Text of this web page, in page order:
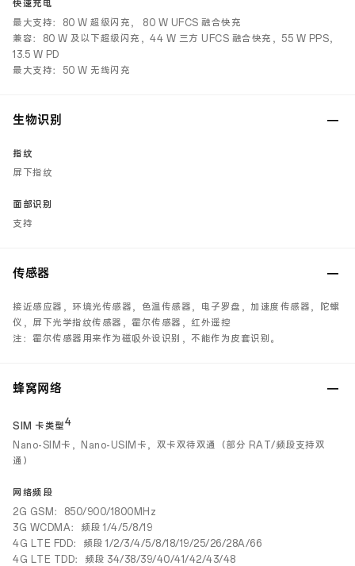
快速充电
最大支持：80 W 超级闪充， 80 W UFCS 融合快充
兼容：80 W 及以下超级闪充，44 W 三方 UFCS 融合快充，55 W PPS，
13.5 W PD
最大支持：50 W 无线闪充
生物识别
指纹
屏下指纹
面部识别
支持
传感器
接近感应器，环境光传感器，色温传感器，电子罗盘，加速度传感器，陀螺
仪，屏下光学指纹传感器，霍尔传感器，红外遥控
注：霍尔传感器用来作为磁吸外设识别，不能作为皮套识别。
蜂窝网络
SIM 卡类型4
Nano-SIM卡，Nano-USIM卡，双卡双待双通（部分 RAT/频段支持双
通）
网络频段
2G GSM：850/900/1800MHz
3G WCDMA：频段 1/4/5/8/19
4G LTE FDD：频段 1/2/3/4/5/8/18/19/25/26/28A/66
4G LTE TDD：频段 34/38/39/40/41/42/43/48